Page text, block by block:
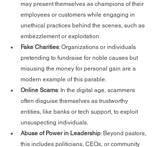
may present themselves as champions of their
employees or customers while engaging in
unethical practices behind the scenes, such as
embezzlement or exploitation.
Fake Charities: Organizations or individuals
pretending to fundraise for noble causes but
misusing the money for personal gain are a
modern example of this parable.
Online Scams: In the digital age, scammers
often disguise themselves as trustworthy
entities, like banks or tech support, to exploit
unsuspecting individuals.
Abuse of Power in Leadership: Beyond pastors,
this includes politicians, CEOs, or community